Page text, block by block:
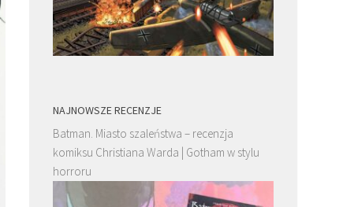
NAJNOWSZE RECENZJE
Batman. Miasto szaleństwa – recenzja
komiksu Christiana Warda | Gotham w stylu
horroru